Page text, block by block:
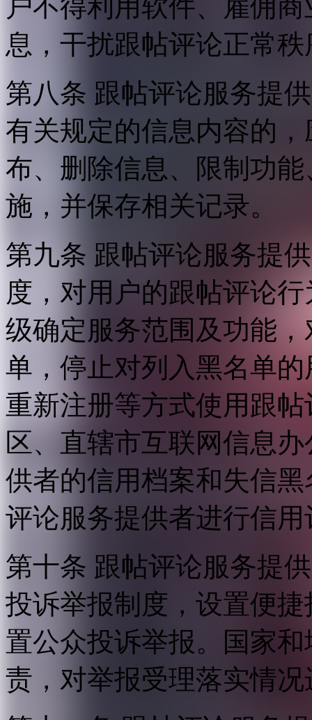
户不得利用软件、雇佣
息，干扰跟帖评论正常
第八条 跟帖评论服务提
有关规定的信息内容的
布、删除信息、限制功
施，并保存相关记录。
第九条 跟帖评论服务提
度，对用户的跟帖评论
级确定服务范围及功能
单，停止对列入黑名单
重新注册等方式使用跟
区、直辖市互联网信息
供者的信用档案和失信
评论服务提供者进行信用
第十条 跟帖评论服务提
投诉举报制度，设置便
置公众投诉举报。国家
责，对举报受理落实情